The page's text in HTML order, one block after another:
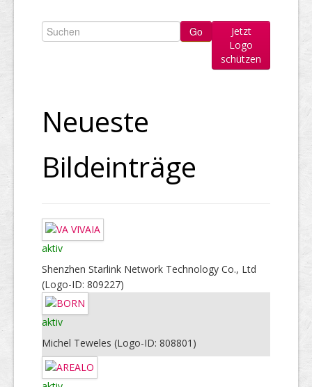
Suchen
Jetzt
Logo
schützen
Neueste
Bildeinträge
aktiv
Shenzhen Starlink Network Technology Co., Ltd
(Logo-ID: 809227)
aktiv
Michel Teweles (Logo-ID: 808801)